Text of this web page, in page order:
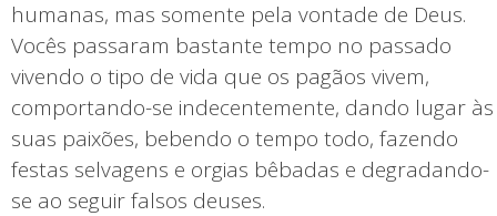
humanas, mas somente pela vontade de Deus.
Vocês passaram bastante tempo no passado
vivendo o tipo de vida que os pagãos vivem,
comportando-se indecentemente, dando lugar às
suas paixões, bebendo o tempo todo, fazendo
festas selvagens e orgias bêbadas e degradando-
se ao seguir falsos deuses.